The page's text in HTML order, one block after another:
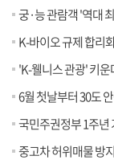
궁·능 관람객 '역대
K-바이오 규제 합리
'K-웰니스 관광' 키
6월 첫날부터 30도
국민주권정부 1주년
중고차 허위매물 방